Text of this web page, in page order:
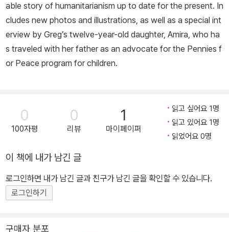
able story of humanitarianism up to date for the present. In
cludes new photos and illustrations, as well as a special int
erview by Greg’s twelve-year-old daughter, Amira, who ha
s traveled with her father as an advocate for the Pennies f
or Peace program for children.
0
100자평
0
리뷰
1
마이페이퍼
읽고 싶어요 1명
읽고 있어요 1명
읽었어요 0명
이 책에 내가 남긴 글
로그인하면 내가 남긴 글과 친구가 남긴 글을 확인할 수 있습니다.
로그인하기
구매자 분포